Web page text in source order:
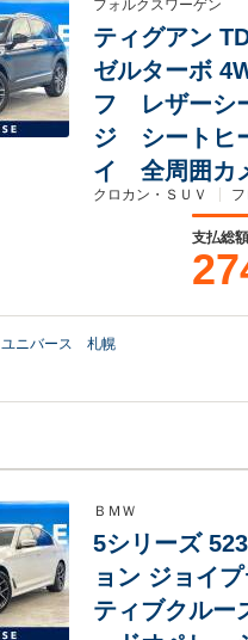
フォルクスワーゲン
ティグアン
ゼルターボ
フ レザーシ
ジ シートヒ
イ 全周囲カ
クロカン・ＳＵＶ
支払総額
ユニバース 札幌
ＢＭＷ
5シリーズ
ョン ジョイ
ティブクル